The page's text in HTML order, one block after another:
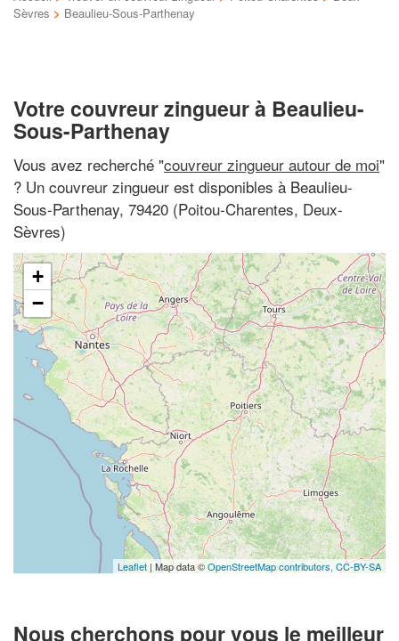
Sèvres > Beaulieu-Sous-Parthenay
Votre couvreur zingueur à Beaulieu-
Sous-Parthenay
Vous avez recherché "couvreur zingueur autour de moi"
? Un couvreur zingueur est disponibles à Beaulieu-
Sous-Parthenay, 79420 (Poitou-Charentes, Deux-
Sèvres)
+
−
Leaflet | Map data ©OpenStreetMap contributors, CC-BY-SA
Nous cherchons pour vous le meilleur